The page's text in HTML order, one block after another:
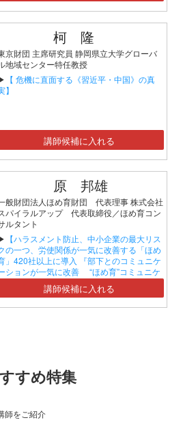
柯 隆
京財団 主席研究員 静岡県立大学グローバ
地域センター特任教授
【 危機に直面する《習近平・中国》の真
】
講師候補に入れる
原 邦雄
般財団法人ほめ育財団 代表理事 株式会社
パイラルアップ 代表取締役／ほめ育コン
ルタント
【ハラスメント防止、中小企業の最大リス
の一つ、労使関係が一気に改善する「ほめ
」420社以上に導入 『部下とのコミュニケ
ションが一気に改善 “ほめ育”コミュニケ
ションセミナー』】講師候補に入れる
すめ特集
師をご紹介